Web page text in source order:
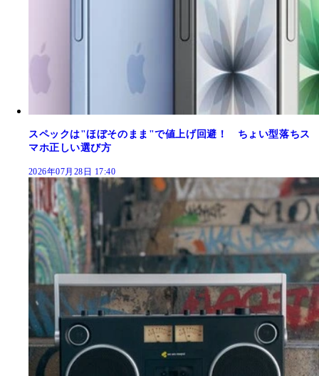
スペックは"ほぼそのまま"で値上げ回避！ ちょい型落ちス
マホ正しい選び方
2026年07月28日 17:40